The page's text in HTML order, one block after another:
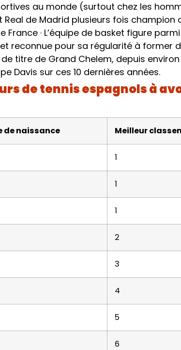
au monde (surtout chez les
de Madrid plusieurs fois champion
France · L’équipe de basket figure
et reconnue pour sa régularité à
titre de Grand Chelem, depuis
Davis sur ces 10 dernières années.
de tennis espagnols à
de naissance Meilleur
1
1
1
2
3
4
5
6